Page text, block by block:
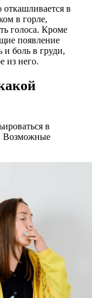
в
в горле,
голоса. Кроме
появление
боль в груди,
из него.
в
Возможные